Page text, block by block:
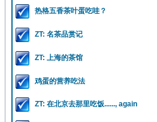
热格五香茶叶蛋吃哇？
ZT: 名茶品赏记
ZT: 上海的茶馆
鸡蛋的营养吃法
ZT: 在北京去那里吃饭......, again